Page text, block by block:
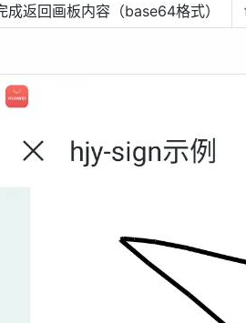
成返回画板内容（base64格式）